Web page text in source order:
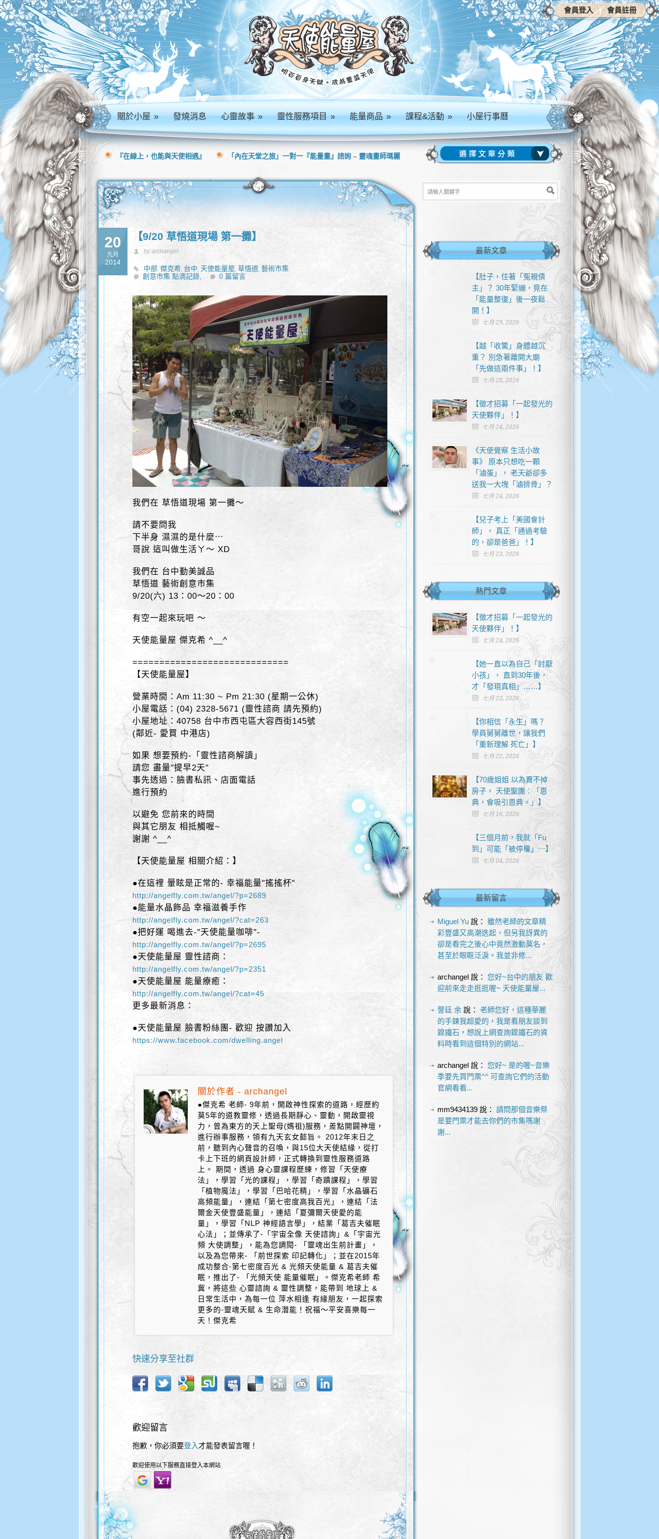
關於小屋» 發燒消息 心靈故事» 靈性服務項目» 能量商品» 課程&活動» 小屋行事曆
20
九月
2014
【9/20 草悟道現場 第一攤】
by archangel
中部, 傑克希, 台中, 天使能量屋, 草悟道, 藝術市集
創意市集 點滴記錄,
0 篇留言
我們在 草悟道現場 第一攤～
請不要問我
下半身 濕濕的是什麼⋯
哥說 這叫做生活ㄚ～ XD
我們在 台中勤美誠品
草悟道 藝術創意市集
9/20(六) 13：00～20：00
有空一起來玩吧 ～
天使能量屋 傑克希 ^__^
=============================
【天使能量屋】
營業時間：Am 11:30 ~ Pm 21:30 (星期一公休)
小屋電話：(04) 2328-5671 (靈性諮商 請先預約)
小屋地址：40758 台中市西屯區大容西街145號
(鄰近- 愛買 中港店)
如果 想要預約-「靈性諮商解讀」
請您 盡量"提早2天"
事先透過：臉書私訊、店面電話
進行預約
以避免 您前來的時間
與其它朋友 相抵觸喔~
謝謝 ^__^
【天使能量屋 相關介紹：】
●在這裡 暈眩是正常的- 幸福能量"搖搖杯"
http://angelfly.com.tw/angel/?p=2689
●能量水晶飾品 幸福滋養手作
http://angelfly.com.tw/angel/?cat=263
●把好運 喝進去-"天使能量咖啡"-
http://angelfly.com.tw/angel/?p=2695
●天使能量屋 靈性諮商：
http://angelfly.com.tw/angel/?p=2351
●天使能量屋 能量療癒：
http://angelfly.com.tw/angel/?cat=45
更多最新消息：
●天使能量屋 臉書粉絲團- 歡迎 按讚加入
https://www.facebook.com/dwelling.angel
關於作者 - archangel
●傑克希 老師- 9年前，開啟神性探索的道路，經歷約
莫5年的道教靈修，透過長期靜心、靈動，開啟靈視
力，曾為東方的天上聖母(媽祖)服務，差點開闢神壇，
進行辦事服務，領有九天玄女懿旨。 2012年末日之
前，聽到內心聲音的召喚，與15位大天使結緣，從打
卡上下班的網頁設計師，正式轉換到靈性服務道路
上。 期間，透過 身心靈課程歷練，修習「天使療
法」，學習「光的課程」，學習「奇蹟課程」，學習
「植物魔法」，學習「巴哈花精」，學習「水晶礦石
高頻能量」，連結「第七密度高我百光」，連結「法
爾金天使豐盛能量」，連結「夏彌爾天使愛的能
量」，學習「NLP 神經語言學」，結業「葛吉夫催眠
心法」；並傳承了-「宇宙全像 天使諮詢」&「宇宙光
頻 大使調整」，能為您調閱- 「靈魂出生前計畫」，
以及為您帶來- 「前世探索 印記轉化」；並在2015年
成功整合-第七密度百光 & 光頻天使能量 & 葛吉夫催
眠，推出了- 「光頻天使 能量催眠」。傑克希老師 希
冀，將這些 心靈諮詢 & 靈性調整，能帶到 地球上 &
日常生活中，為每一位 萍水相逢 有緣朋友，一起探索
更多的-靈魂天賦 & 生命潛能！祝福～平安喜樂每一
天！傑克希
快速分享至社群
歡迎留言
抱歉，你必須要登入 才能發表留言喔！
歡迎使用以下服務直接登入本網站
最新文章
【肚子，住著「冤親債
主」？ 30年緊繃，竟在
「能量整復」後一夜鬆
開！】
七月 29, 2026
【越「收驚」身體越沉
重？ 別急著離開大廟
「先做這兩件事」！】
七月 28, 2026
【徵才招募「一起發光的
天使夥伴」！】
七月 24, 2026
《天使覺察 生活小故
事》 原本只想吃一顆
「滷蛋」， 老天爺卻多
送我一大塊「滷排骨」？
七月 24, 2026
【兒子考上「美國會計
師」， 真正「通過考驗
的，卻是爸爸」！】
七月 23, 2026
熱門文章
【徵才招募「一起發光的
天使夥伴」！】
七月 24, 2026
【她一直以為自己「討厭
小孩」， 直到30年後，
才「發現真相」……】
七月 23, 2026
【你相信「永生」嗎？
學員舅舅離世，讓我們
「重新理解 死亡」】
七月 22, 2026
【70歲姐姐 以為賣不掉
房子， 天使聖團：「恩
典，會吸引恩典。」】
七月 16, 2026
【三個月前，我就「Fu
到」可能「被停權」⋯】
七月 04, 2026
最新留言
Miguel Yu說： 雖然老師的文章精
彩豐盛又高潮迭起，但另我訝異的
卻是看完之後心中竟然激動莫名，
甚至於眼眶泛淚。我並非修...
archangel說： 您好~台中的朋友 歡
迎前來走走逛逛喔~ 天使能量屋...
謦廷 余說： 老師您好，這種華麗
的手鍊我超愛的，我是看朋友談到
鎳鐵石，想說上網查詢鎳鐵石的資
料時看到這個特別的網站...
archangel說： 您好~ 是的喔~音樂
季要先買門票^^ 可查詢它們的活動
官網看看...
mm9434139說： 請問那個音樂祭
是要門票才能去你們的市集嗎謝
謝...
『在線上，也能與天使相遇』 「內在天堂之旅」一對一『能量畫』諮詢 – 靈魂畫師瑪麗
會員登入 | 會員註冊